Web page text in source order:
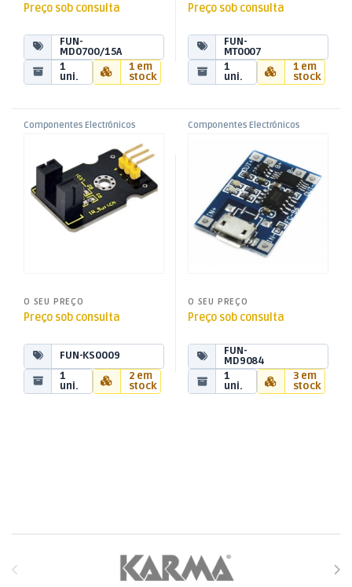
Preço sob consulta
FUN-
MD0700/15A
1
uni.
1 em
stock
Preço sob consulta
FUN-
MT0007
1
uni.
1 em
stock
Componentes Electrónicos
Interruptor p/ Funduino
O SEU PREÇO
Preço sob consulta
FUN-KS0009
1
uni.
2 em
stock
Componentes Electrónicos
Litio 18650 – Micro USB – 1A
O SEU PREÇO
Preço sob consulta
FUN-
MD9084
1
uni.
3 em
stock
Brands Carousel